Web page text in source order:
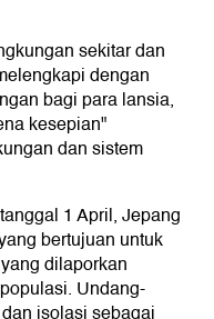
sekitar dan
dengan
bagi para lansia,
kesepian"
dan sistem
1 April, Jepang
bertujuan untuk
dilaporkan
Undang-
isolasi sebagai